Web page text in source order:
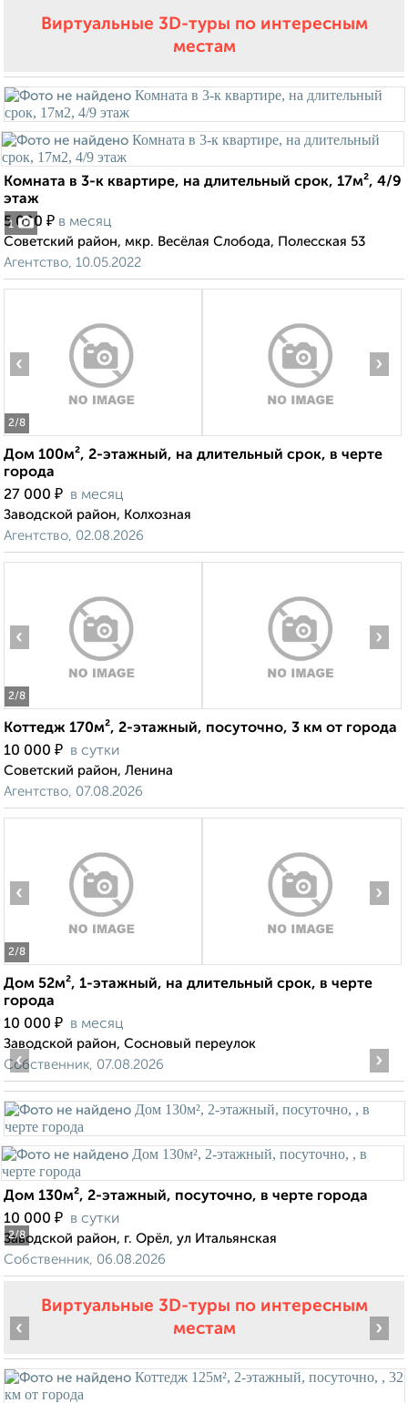
Виртуальные 3D-туры по интересным
местам
1
Комната в 3-к квартире, на длительный срок, 17м², 4/9
этаж
5 000 ₽ в месяц
Советский район, мкр. Весёлая Слобода, Полесская 53
Агентство, 10.05.2022
2/8
‹ ›
Дом 100м², 2-этажный, на длительный срок, в черте
города
27 000 ₽ в месяц
Заводской район, Колхозная
Агентство, 02.08.2026
2/8
‹ ›
Коттедж 170м², 2-этажный, посуточно, 3 км от города
10 000 ₽ в сутки
Советский район, Ленина
Агентство, 07.08.2026
2/8
‹ ›
Дом 52м², 1-этажный, на длительный срок, в черте
города
10 000 ₽ в месяц
Заводской район, Сосновый переулок
Собственник, 07.08.2026
2/8
‹ ›
Дом 130м², 2-этажный, посуточно, в черте города
10 000 ₽ в сутки
Заводской район, г. Орёл, ул Итальянская
Собственник, 06.08.2026
Виртуальные 3D-туры по интересным
местам
‹ ›